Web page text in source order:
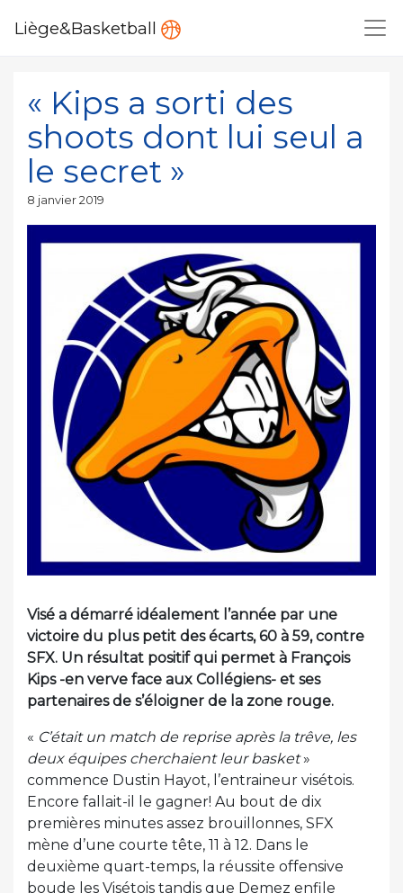
Liège&Basketball
« Kips a sorti des
shoots dont lui seul a
le secret »
Publié
8 janvier 2019
Visé a démarré idéalement l’année par une
victoire du plus petit des écarts, 60 à 59, contre
SFX. Un résultat positif qui permet à François
Kips -en verve face aux Collégiens- et ses
partenaires de s’éloigner de la zone rouge.
« C’était un match de reprise après la trêve, les
deux équipes cherchaient leur basket»
commence Dustin Hayot, l’entraineur visétois.
Encore fallait-il le gagner! Au bout de dix
premières minutes assez brouillonnes, SFX
mène d’une courte tête, 11 à 12. Dans le
deuxième quart-temps, la réussite offensive
boude les Visétois tandis que Demez enfile